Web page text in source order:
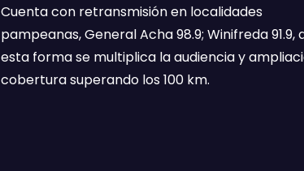
Cuenta con retransmisión en localidades
pampeanas, General Acha 98.9; Winifreda 91.9,
esta forma se multiplica la audiencia y
cobertura superando los 100 km.